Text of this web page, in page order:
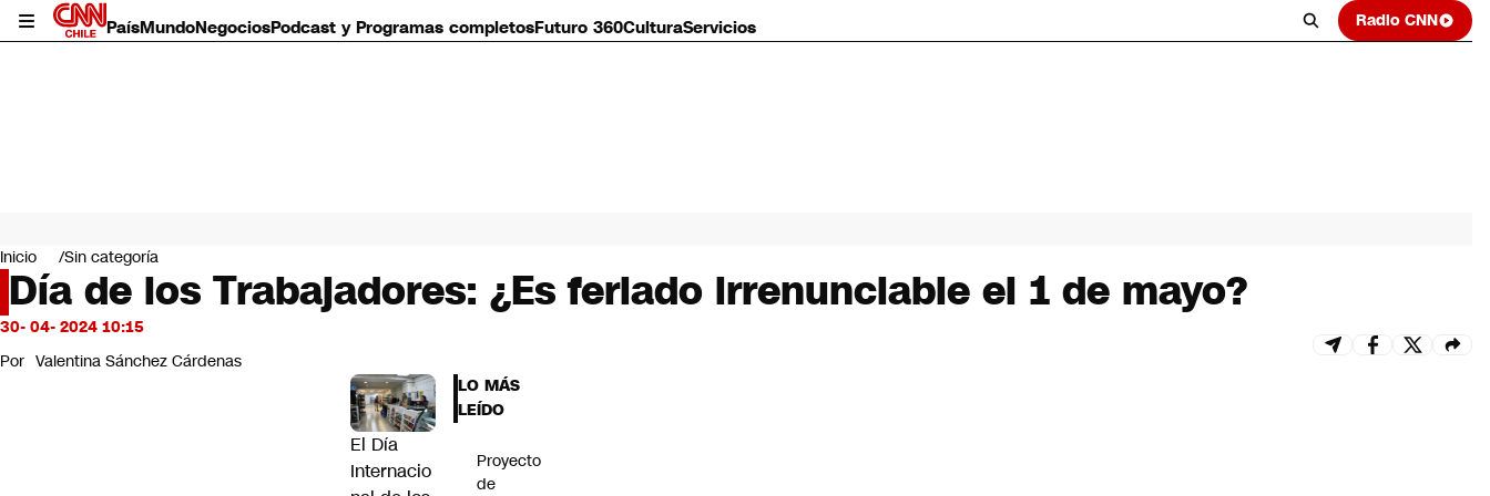
PaísMundoNegociosPodcast y Programas completosFuturo 360CulturaServicios Radio CNN
Mundo
Negocios
Deportes
Programas completos
Servicios
Inicio Sin categoría
Día de los Trabajadores: ¿Es feriado irrenunciable el 1 de mayo?
30- 04- 2024 10:15
Por Valentina Sánchez Cárdenas
El Día
Internacio
LO MÁS
LEÍDO
Proyecto
de